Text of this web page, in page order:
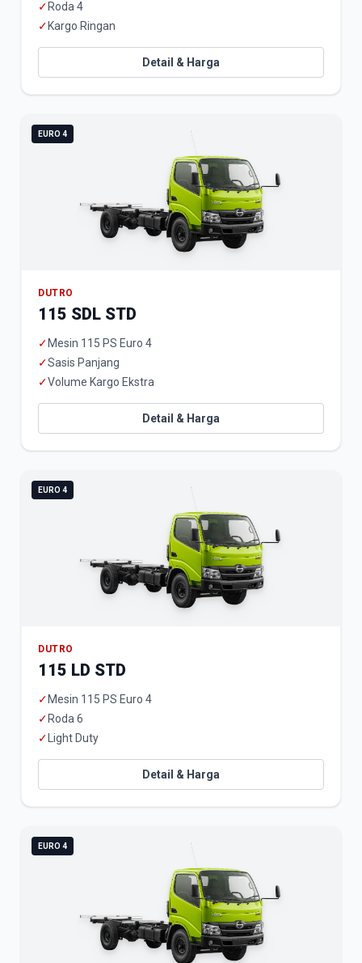
✓ Roda 4
✓ Kargo Ringan
Detail & Harga
EURO 4
DUTRO
115 SDL STD
✓ Mesin 115 PS Euro 4
✓Sasis Panjang
✓Volume Kargo Ekstra
Detail & Harga
EURO 4
DUTRO
115 LD STD
✓ Mesin 115 PS Euro 4
✓ Roda 6
✓ Light Duty
Detail & Harga
EURO 4